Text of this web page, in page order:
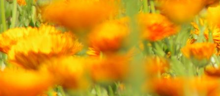
Lauchzwiebeln